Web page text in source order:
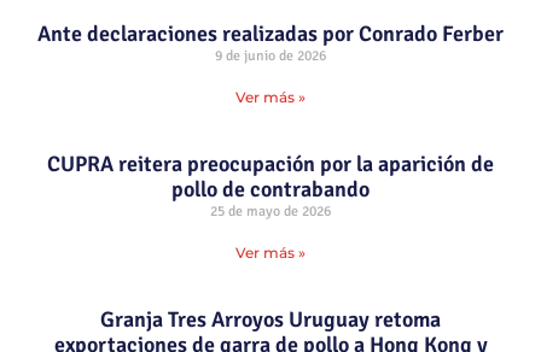
Ante declaraciones realizadas por Conrado Ferber
9 de junio de 2026
Ver más »
CUPRA reitera preocupación por la aparición de
pollo de contrabando
25 de mayo de 2026
Ver más »
Granja Tres Arroyos Uruguay retoma
exportaciones de garra de pollo a Hong Kong y